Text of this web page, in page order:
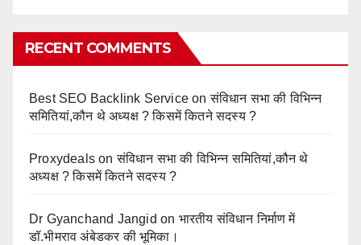
RECENT COMMENTS
Best SEO Backlink Service onसंविधान सभा की विभिन्न
समितियां,कौन थे अध्यक्ष ? किसमें कितने सदस्य ?
Proxydeals onसंविधान सभा की विभिन्न समितियां,कौन थे
अध्यक्ष ? किसमें कितने सदस्य ?
Dr Gyanchand Jangid on भारतीय संविधान निर्माण में
डॉ.भीमराव अंबेडकर की भूमिका।